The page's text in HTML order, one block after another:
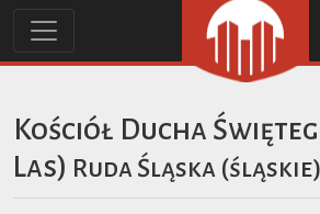
Kościół Ducha
Las) Ruda Śląska (śląskie)